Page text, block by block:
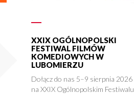
XXIX OGÓLNOPOLSKI
FESTIWAL FILMÓW
KOMEDIOWYCH W
LUBOMIERZU
Dołącz do nas 5–9 sierpnia
na XXIX Ogólnopolskim Festiwalu